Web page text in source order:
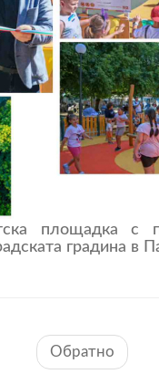
площадка с
градина в
Обратно